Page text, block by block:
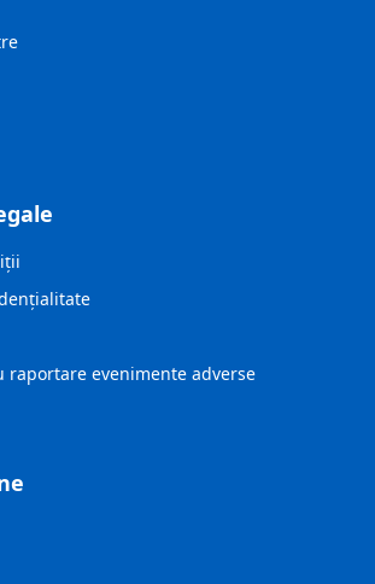
raportare evenimente adverse